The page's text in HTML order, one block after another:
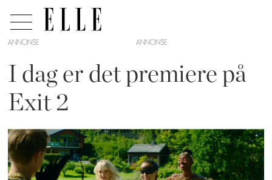
ANNONSE
I dag er det premiere på
Exit 2